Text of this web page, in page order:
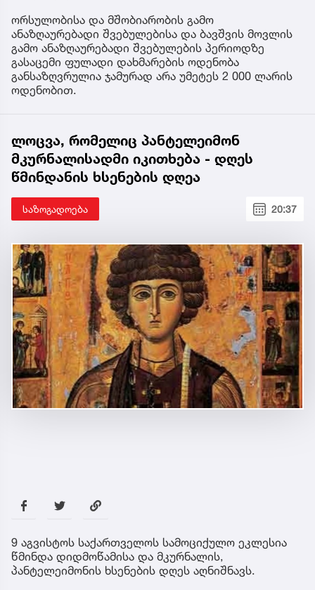
ორსულობისა და მშობიარობის გამო
ანაზღაურებადი შვებულებისა და ბავშვის მოვლის
გამო ანაზღაურებადი შვებულების პერიოდზე
გასაცემი ფულადი დახმარების ოდენობა
განსაზღვრულია ჯამურად არა უმეტეს 2 000 ლარის
ოდენობით.
ლოცვა, რომელიც პანტელეიმონ
მკურნალისადმი იკითხება - დღეს
წმინდანის ხსენების დღეა
საზოგადოება 20:37
9 აგვისტოს საქართველოს სამოციქულო ეკლესია
წმინდა დიდმოწამისა და მკურნალის,
პანტელეიმონის ხსენების დღეს აღნიშნავს.